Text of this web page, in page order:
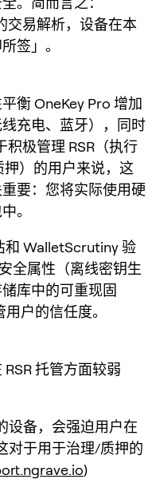
交易解析，设备在本
签」。
衡 OneKey Pro 增加
充电、蓝牙），同时
极管理 RSR（执行
押）的用户来说，这
要：您将实际使用硬
。
和 WalletScrutiny 验
全属性（离线密钥生
库中的可重现固
户的信任度。
托管方面较弱
设备，会强迫用户在
对于用于治理/质押的
)